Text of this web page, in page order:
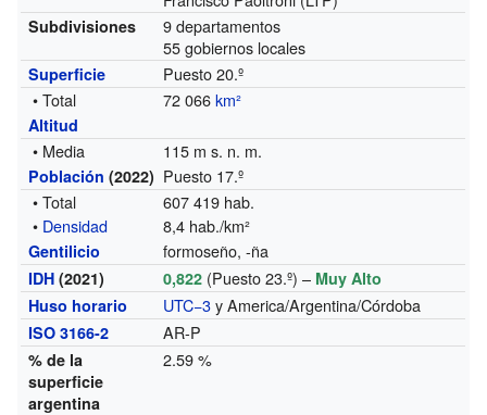
Subdivisiones
9 departamentos
55 gobiernos locales
Superficie
Puesto 20.º
• Total
72 066km²
Altitud
• Media 115 m s. n. m.
Población (2022) Puesto 17.º
• Total
607 419 hab.
• Densidad 8,4 hab./km²
Gentilicio formoseño, -ña
IDH (2021) 0,822 (Puesto 23.º) – Muy Alto
Huso horario
UTC−3y America/Argentina/Córdoba
ISO 3166-2 AR-P
% de la
superficie
argentina
2.59 %